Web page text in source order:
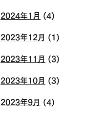
2024年1月 (4)
2023年12月 (1)
2023年11月 (3)
2023年10月 (3)
2023年9月 (4)